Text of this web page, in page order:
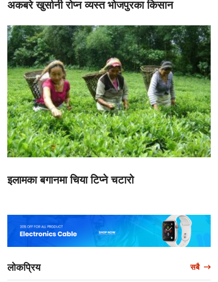
अकबरे खुर्सानी रोप्न व्यस्त भोजपुरका किसान
इलामका बगानमा चिया टिप्ने चटारो
लोकप्रिय सबै